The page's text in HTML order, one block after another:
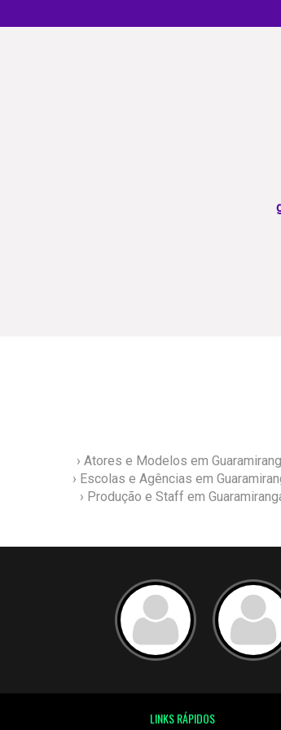
› Atores e Modelos em
› Escolas e Agências em
› Produção e Staff em
LINKS RÁPIDOS